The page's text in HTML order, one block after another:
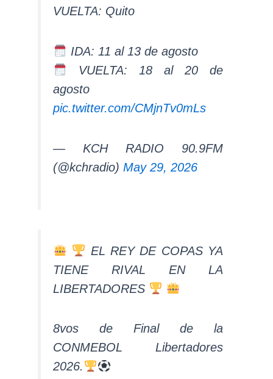
VUELTA: Quito
IDA: 11 al 13 de agosto
VUELTA: 18 al 20 de
agosto
pic.twitter.com/CMjnTv0mLs
— KCH RADIO 90.9FM
(@kchradio)May 29, 2026
EL REY DE COPAS YA
TIENE RIVAL EN LA
LIBERTADORES
8vos de Final de la
CONMEBOL Libertadores
2026.